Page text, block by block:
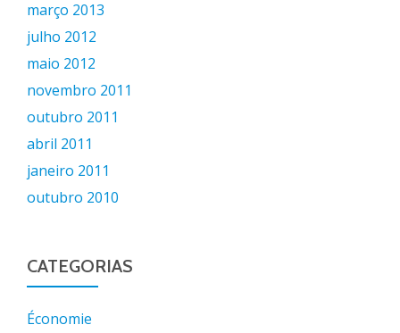
março 2013
julho 2012
maio 2012
novembro 2011
outubro 2011
abril 2011
janeiro 2011
outubro 2010
CATEGORIAS
Économie